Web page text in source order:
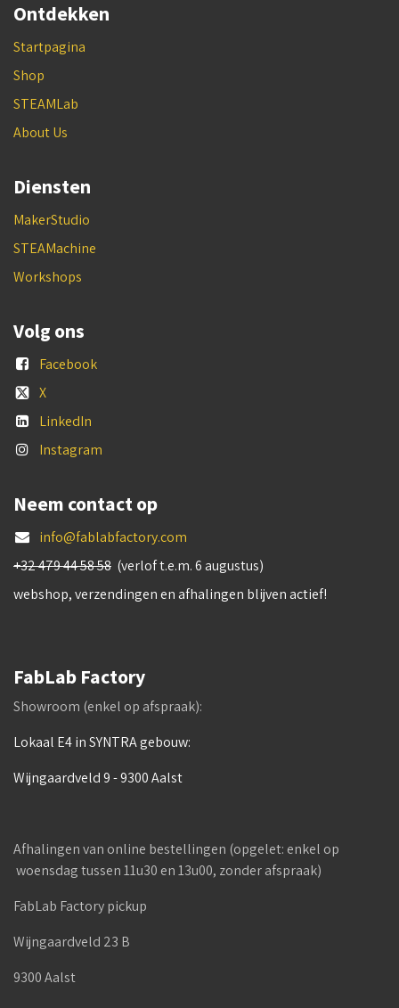
Ontdekken
Startpagina
Shop
STEAMLab
About Us
Diensten
MakerStudio
STEAMachine
Workshops
Volg ons
Facebook
X
LinkedIn
Instagram
Neem contact op
info@fablabfactory.com
+32 479 44 58 58 (verlof t.e.m. 6 augustus)
webshop, verzendingen en afhalingen blijven actief!
FabLab Factory
Showroom (enkel op afspraak):
Lokaal E4 in SYNTRA gebouw:
Wijngaardveld 9 - 9300 Aalst
Afhalingen van online bestellingen (opgelet: enkel op
woensdag tussen 11u30 en 13u00, zonder afspraak)
FabLab Factory pickup
Wijngaardveld 23 B
9300 Aalst